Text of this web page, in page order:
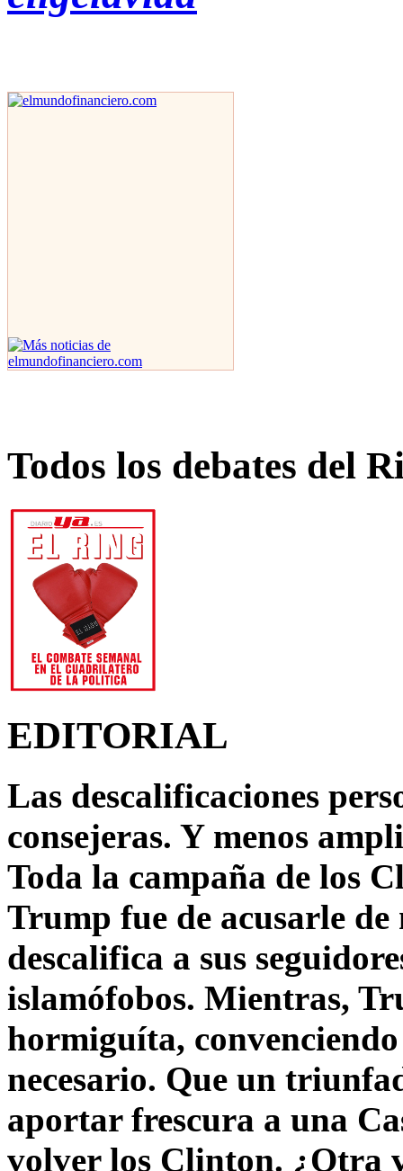
Todos los debates del
EDITORIAL
Las descalificaciones
consejeras. Y menos
Toda la campaña de los
Trump fue de acusarle
descalifica a sus
islamófobos. Mientras,
hormiguíta,
necesario. Que un
aportar frescura a una
volver los Clinton. ¿Otra